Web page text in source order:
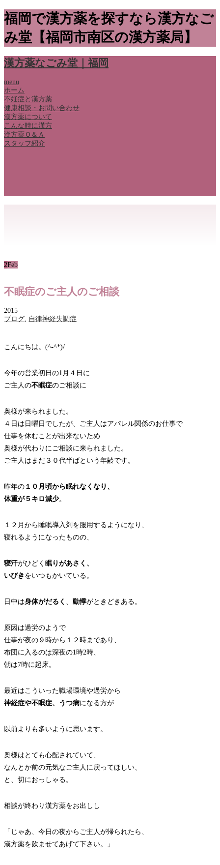
福岡で漢方薬を探すなら漢方なご
み堂【福岡市南区の漢方薬局】
漢方薬なごみ堂｜福岡
menu
ホーム
不妊症と漢方薬
健康相談・お問い合わせ
漢方薬について
こんな時に漢方
漢方薬Ｑ＆Ａ
スタッフ紹介
2Feb
不眠症のご主人のご相談
2015
ブログ, 自律神経失調症
こんにちは。(^-^*)/
今年の営業初日の1月４日に
ご主人の不眠症のご相談に
奥様が来られました。
４日は日曜日でしたが、ご主人はアパレル関係のお仕事で
仕事を休むことが出来ないため
奥様が代わりにご相談に来られました。
ご主人はまだ３０代半ばという年齢です。
昨年の １０月頃から眠れなくなり、
体重が５キロ減少。
１２月から睡眠導入剤を服用するようになり、
寝れるようになったものの、
寝汗がひどく 眠りがあさく、
いびき をいつもかいている。
日中は身体がだるく 、 動悸がときどきある。
原因は過労のようで
仕事が夜の９時から１２時まであり、
布団に入るのは深夜の1時2時、
朝は7時に起床。
最近はこういった職場環境や過労から
神経症や不眠症、うつ病になる方が
以前よりも多いように思います。
奥様はとても心配されていて、
なんとか前の元気なご主人に戻ってほしい、
と、切におっしゃる。
相談が終わり漢方薬をお出しし
「じゃあ、今日の夜からご主人が帰られたら、
漢方薬を飲ませてあげて下さい。」